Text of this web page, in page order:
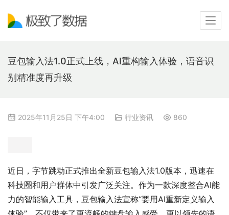
豆包输入法1.0正式上线，AI重构输入体验，语音识
别精准度再升级
2025年11月25日 下午4:00 行业资讯 860
近日，字节跳动正式推出全新豆包输入法1.0版本，迅速在
科技圈和用户群体中引发广泛关注。作为一款深度整合AI能
力的智能输入工具，豆包输入法宣称“要用AI重新定义输入